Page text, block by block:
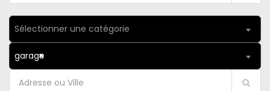
Sélectionner une catégorie
×
garage